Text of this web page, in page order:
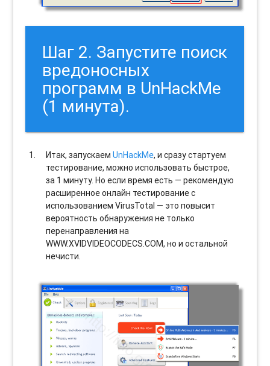
Шаг 2. Запустите поиск
вредоносных
программ в UnHackMe
(1 минута).
Итак, запускаемUnHackMe, и сразу стартуем
тестирование, можно использовать быстрое,
за 1 минуту. Но если время есть — рекомендую
расширенное онлайн тестирование с
использованием VirusTotal — это повысит
вероятность обнаружения не только
перенаправления на
WWW.XVIDVIDEOCODECS.COM, но и остальной
нечисти.